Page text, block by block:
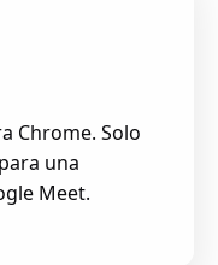
Chrome. Solo
una
Meet.